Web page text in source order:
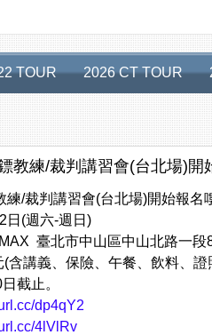
TOUR 2026 CT TOUR
教練/裁判講習會(台北場)開
練/裁判講習會(台北場)開始報名
日(週六-週日)
臺北市中山區中山北路一段
含講義、保險、午餐、飲料、證
截止。
dp4qY2
4lVlRv